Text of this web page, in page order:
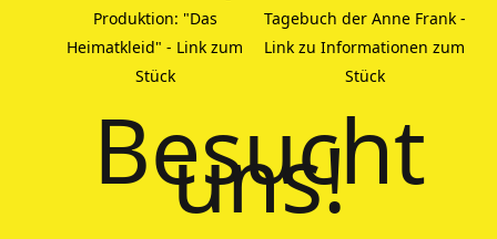
Besucht
uns!